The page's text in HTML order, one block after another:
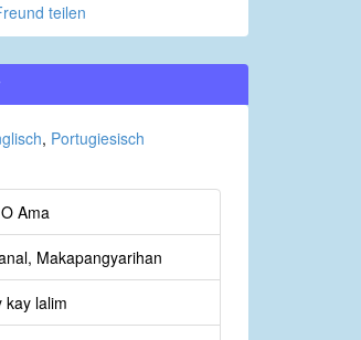
teilen
, Portugiesisch
Ama
Makapangyarihan
kay lalim